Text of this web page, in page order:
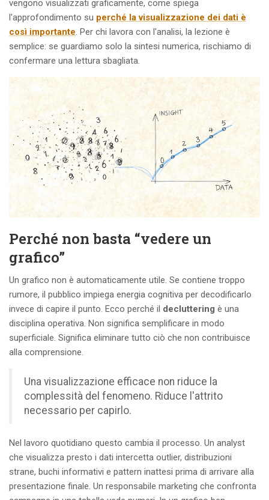
vengono visualizzati graficamente, come spiega
l'approfondimento su perché la visualizzazione dei dati è
così importante . Per chi lavora con l'analisi, la lezione è
semplice: se guardiamo solo la sintesi numerica, rischiamo di
confermare una lettura sbagliata.
Perché non basta “vedere un
grafico”
Un grafico non è automaticamente utile. Se contiene troppo
rumore, il pubblico impiega energia cognitiva per decodificarlo
invece di capire il punto. Ecco perché il decluttering è una
disciplina operativa. Non significa semplificare in modo
superficiale. Significa eliminare tutto ciò che non contribuisce
alla comprensione.
Una visualizzazione efficace non riduce la
complessità del fenomeno. Riduce l'attrito
necessario per capirlo.
Nel lavoro quotidiano questo cambia il processo. Un analyst
che visualizza presto i dati intercetta outlier, distribuzioni
strane, buchi informativi e pattern inattesi prima di arrivare alla
presentazione finale. Un responsabile marketing che confronta